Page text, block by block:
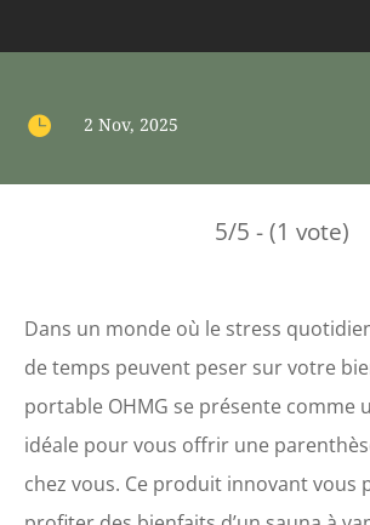
 2 Nov, 2025
5/5 - (1 vote)
Dans un monde où le stress
de temps peuvent peser sur votre
portable OHMG se présente comme
idéale pour vous offrir une
chez vous. Ce produit innovant vous